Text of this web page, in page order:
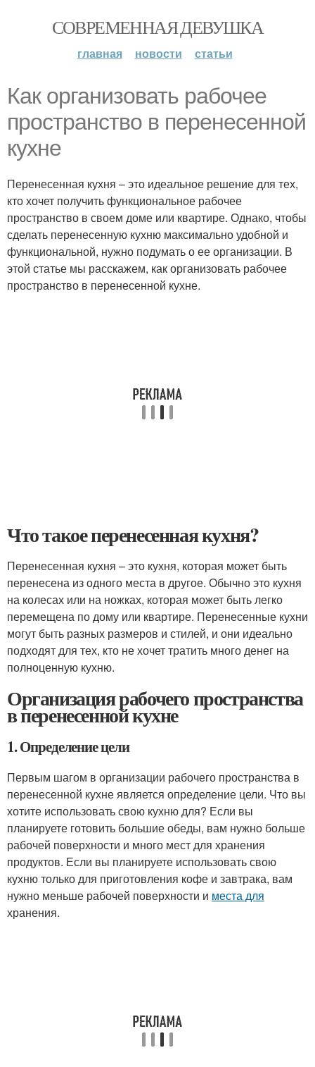
СОВРЕМЕННАЯ ДЕВУШКА
главная новости статьи
Как организовать рабочее
пространство в перенесенной
кухне
Перенесенная кухня – это идеальное решение для тех,
кто хочет получить функциональное рабочее
пространство в своем доме или квартире. Однако, чтобы
сделать перенесенную кухню максимально удобной и
функциональной, нужно подумать о ее организации. В
этой статье мы расскажем, как организовать рабочее
пространство в перенесенной кухне.
Что такое перенесенная кухня?
Перенесенная кухня – это кухня, которая может быть
перенесена из одного места в другое. Обычно это кухня
на колесах или на ножках, которая может быть легко
перемещена по дому или квартире. Перенесенные кухни
могут быть разных размеров и стилей, и они идеально
подходят для тех, кто не хочет тратить много денег на
полноценную кухню.
Организация рабочего пространства
в перенесенной кухне
1. Определение цели
Первым шагом в организации рабочего пространства в
перенесенной кухне является определение цели. Что вы
хотите использовать свою кухню для? Если вы
планируете готовить большие обеды, вам нужно больше
рабочей поверхности и много мест для хранения
продуктов. Если вы планируете использовать свою
кухню только для приготовления кофе и завтрака, вам
нужно меньше рабочей поверхности и места для
хранения.